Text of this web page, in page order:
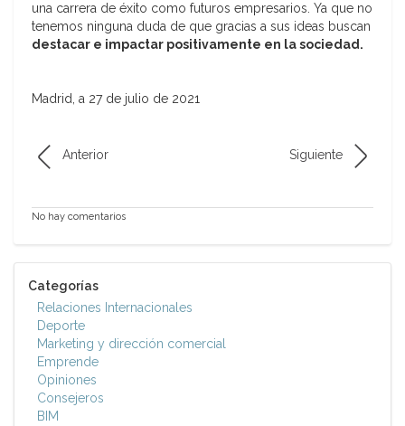
una carrera de éxito como futuros empresarios. Ya que no
tenemos ninguna duda de que gracias a sus ideas buscan
destacar e impactar positivamente en la sociedad.
Madrid, a 27 de julio de 2021
Anterior Siguiente
No hay comentarios
Categorías
Relaciones Internacionales
Deporte
Marketing y dirección comercial
Emprende
Opiniones
Consejeros
BIM